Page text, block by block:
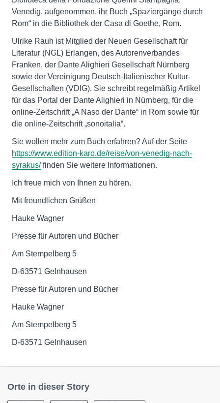
Venedig, aufgenommen, ihr Buch „Spaziergänge durch
Rom“ in die Bibliothek der Casa di Goethe, Rom.
Ulrike Rauh ist Mitglied der Neuen Gesellschaft für
Literatur (NGL) Erlangen, des Autorenverbandes
Franken, der Dante Alighieri Gesellschaft Nürnberg
sowie der Vereinigung Deutsch-Italienischer Kultur-
Gesellschaften (VDIG). Sie schreibt regelmäßig Artikel
für das Portal der Dante Alighieri in Nürnberg, für die
online-Zeitschrift „A Naso der Dante“ in Rom sowie für
die online-Zeitschrift „sonoitalia“.
Sie wollen mehr zum Buch erfahren? Auf der Seite
https://www.edition-karo.de/reise/von-venedig-nach-
syrakus/finden Sie weitere Informationen.
Ich freue mich von Ihnen zu hören.
Mit freundlichen Grüßen
Hauke Wagner
Presse für Autoren und Bücher
Am Stempelberg 5
D-63571 Gelnhausen
Presse für Autoren und Bücher
Hauke Wagner
Am Stempelberg 5
D-63571 Gelnhausen
Orte in dieser Story